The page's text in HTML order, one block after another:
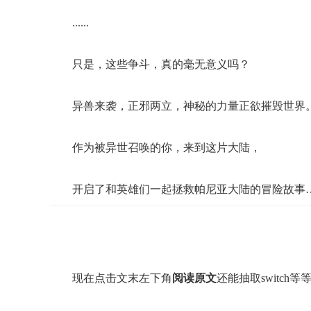
......
只是，这些争斗，真的毫无意义吗？
异兽来袭，正邪两立，神秘的力量正欲摧毁世界。
作为被异世召唤的你，来到这片大陆，
开启了和英雄们一起拯救帕尼亚大陆的冒险故
现在点击文末左下角阅读原文还能抽取switch等